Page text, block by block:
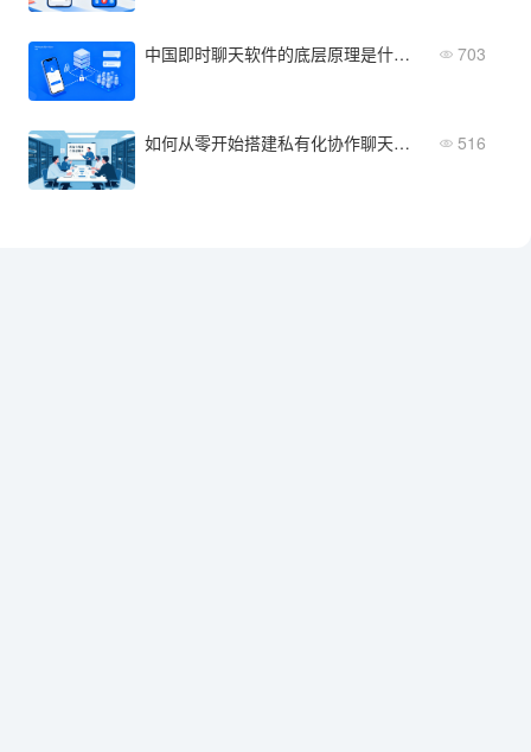
中国即时聊天软件的底层原理是什么？深度解析通信机制如何运行 703
如何从零开始搭建私有化协作聊天系统：企业级部署完整指南 516